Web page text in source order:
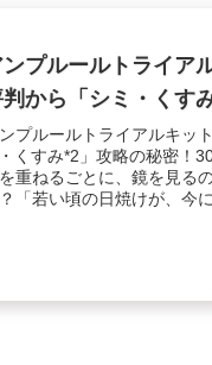
ンプルールトライア
から「シミ・くす
プルールトライアルキッ
くすみ*2」攻略の秘密！
重ねるごとに、鏡を見る
「若い頃の日焼けが、今